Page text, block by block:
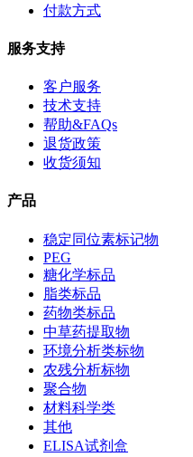
付款方式
服务支持
客户服务
技术支持
帮助&FAQs
退货政策
收货须知
产品
稳定同位素标记物
PEG
糖化学标品
脂类标品
药物类标品
中草药提取物
环境分析类标物
农残分析标物
聚合物
材料科学类
其他
ELISA试剂盒